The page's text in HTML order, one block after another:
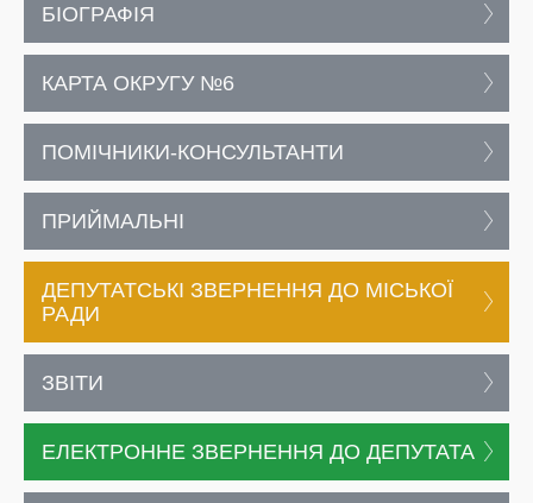
БІОГРАФІЯ
КАРТА ОКРУГУ №6
ПОМІЧНИКИ-КОНСУЛЬТАНТИ
ПРИЙМАЛЬНІ
ДЕПУТАТСЬКІ ЗВЕРНЕННЯ ДО МІСЬКОЇ
РАДИ
ЗВІТИ
ЕЛЕКТРОННЕ ЗВЕРНЕННЯ ДО ДЕПУТАТА